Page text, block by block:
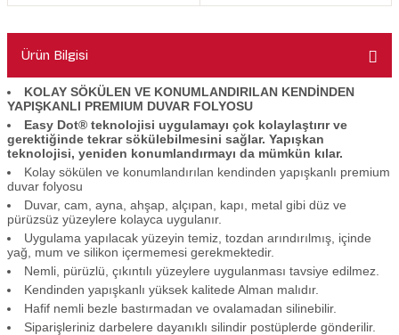
Ürün Bilgisi
KOLAY SÖKÜLEN VE KONUMLANDIRILAN KENDİNDEN
YAPIŞKANLI PREMIUM DUVAR FOLYOSU
Easy Dot® teknolojisi uygulamayı çok kolaylaştırır ve
gerektiğinde tekrar sökülebilmesini sağlar. Yapışkan
teknolojisi, yeniden konumlandırmayı da mümkün kılar.
Kolay sökülen ve konumlandırılan kendinden yapışkanlı premium
duvar folyosu
Duvar, cam, ayna, ahşap, alçıpan, kapı, metal gibi düz ve
pürüzsüz yüzeylere kolayca uygulanır.
Uygulama yapılacak yüzeyin temiz, tozdan arındırılmış, içinde
yağ, mum ve silikon içermemesi gerekmektedir.
Nemli, pürüzlü, çıkıntılı yüzeylere uygulanması tavsiye edilmez.
Kendinden yapışkanlı yüksek kalitede Alman malıdır.
Hafif nemli bezle bastırmadan ve ovalamadan silinebilir.
Siparişleriniz darbelere dayanıklı silindir postüplerde gönderilir.